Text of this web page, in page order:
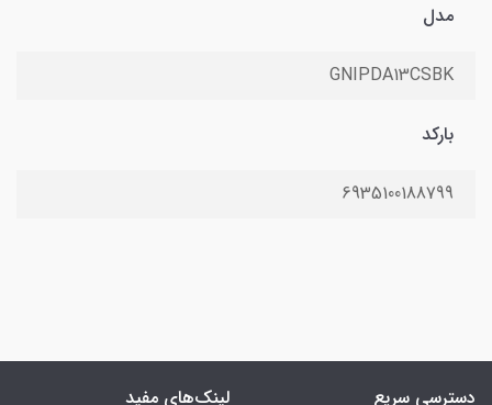
مدل
GNIPDA13CSBK
بارکد
6935100188799
دسترسی سریع لینک‌های مفید